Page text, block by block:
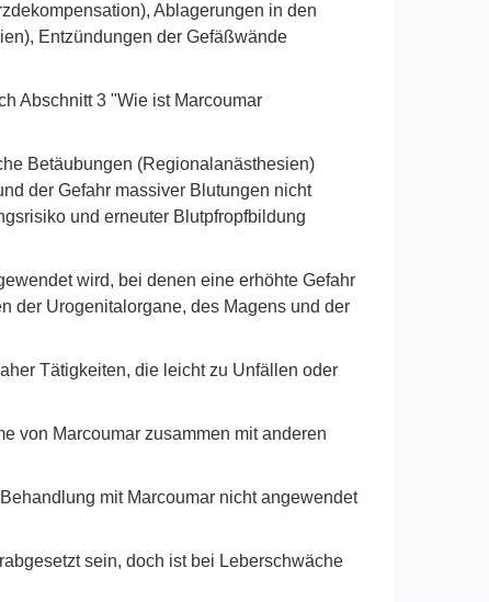
Ablagerungen in den
Entzündungen der Gefäßwände
Abschnitt 3 "Wie ist Marcoumar
Betäubungen (Regionalanästhesien)
der Gefahr massiver Blutungen nicht
und erneuter Blutpfropfbildung
wird, bei denen eine erhöhte Gefahr
der Urogenitalorgane, des Magens und der
Tätigkeiten, die leicht zu Unfällen oder
von Marcoumar zusammen mit anderen
mit Marcoumar nicht angewendet
sein, doch ist bei Leberschwäche